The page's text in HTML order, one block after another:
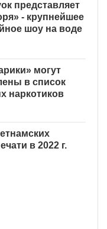
представляет
- крупнейшее
шоу на воде
могут
в список
наркотиков
в 2022 г.